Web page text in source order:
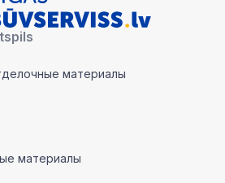
материалы
материалы